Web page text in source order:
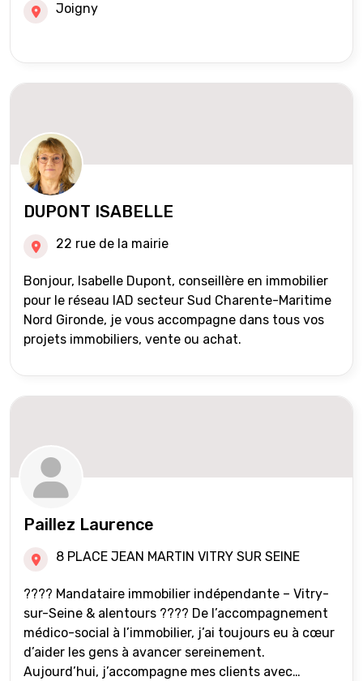
Joigny
DUPONT ISABELLE
22 rue de la mairie
Bonjour, Isabelle Dupont, conseillère en immobilier
pour le réseau IAD secteur Sud Charente-Maritime
Nord Gironde, je vous accompagne dans tous vos
projets immobiliers, vente ou achat.
Paillez Laurence
8 PLACE JEAN MARTIN VITRY SUR SEINE
???? Mandataire immobilier indépendante – Vitry-
sur-Seine & alentours ???? De l’accompagnement
médico-social à l’immobilier, j’ai toujours eu à cœur
d’aider les gens à avancer sereinement.
Aujourd’hui, j’accompagne mes clients avec